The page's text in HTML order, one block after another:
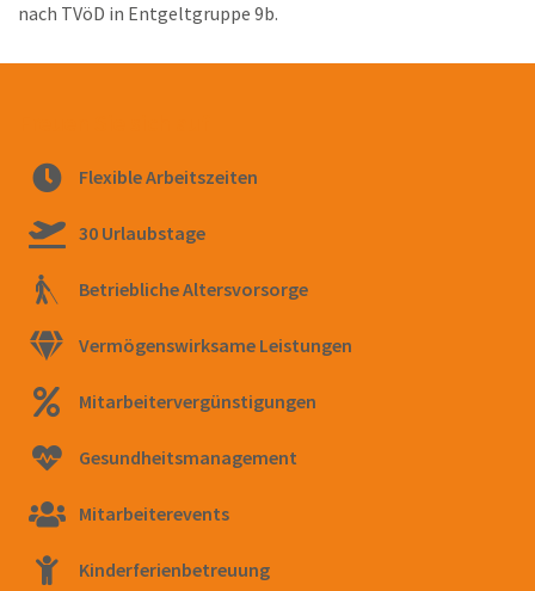
nach TVöD in Entgeltgruppe 9b.
Flexible Arbeitszeiten
30 Urlaubstage
Betriebliche Altersvorsorge
Vermögenswirksame Leistungen
Mitarbeitervergünstigungen
Gesundheitsmanagement
Mitarbeiterevents
Kinderferienbetreuung